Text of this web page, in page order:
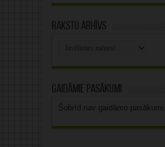
Rakstu arhīvs
Gaidāmie pasākumi
Šobrīd nav gaidāmo pasākumi.